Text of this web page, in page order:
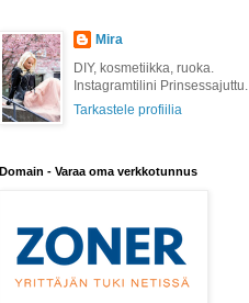
Mira
DIY, kosmetiikka, ruoka.
Instagramtilini Prinsessajuttu.
Tarkastele profiilia
Domain - Varaa oma verkkotunnus